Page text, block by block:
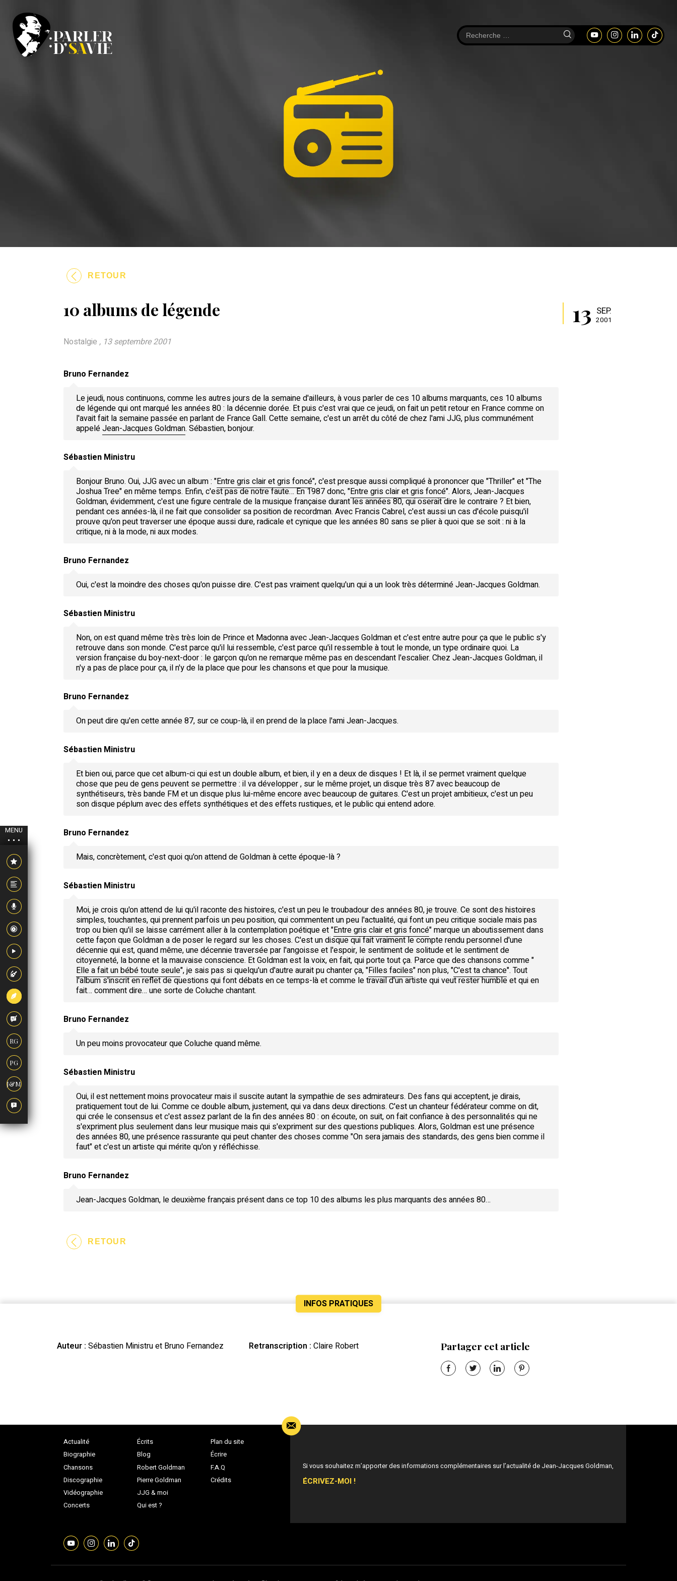
MENU
RG
PG
J&M
RETOUR
10 albums de légende 13 SEP.
2001
Nostalgie , 13 septembre 2001
Bruno Fernandez
Le jeudi, nous continuons, comme les autres jours de la semaine d'ailleurs, à vous parler de ces 10 albums marquants, ces 10 albums
de légende qui ont marqué les années 80 : la décennie dorée. Et puis c'est vrai que ce jeudi, on fait un petit retour en France comme on
l'avait fait la semaine passée en parlant de France Gall. Cette semaine, c'est un arrêt du côté de chez l'ami JJG, plus communément
appeléJean-Jacques Goldman. Sébastien, bonjour.
Sébastien Ministru
Bonjour Bruno. Oui, JJG avec un album : "Entre gris clair et gris foncé", c'est presque aussi compliqué à prononcer que "Thriller" et "The
Joshua Tree" en même temps. Enfin, c'est pas de notre faute… En 1987 donc, "Entre gris clair et gris foncé". Alors, Jean-Jacques
Goldman, évidemment, c'est une figure centrale de la musique française durant les années 80, qui oserait dire le contraire ? Et bien,
pendant ces années-là, il ne fait que consolider sa position de recordman. Avec Francis Cabrel, c'est aussi un cas d'école puisqu'il
prouve qu'on peut traverser une époque aussi dure, radicale et cynique que les années 80 sans se plier à quoi que se soit : ni à la
critique, ni à la mode, ni aux modes.
Bruno Fernandez
Oui, c'est la moindre des choses qu'on puisse dire. C'est pas vraiment quelqu'un qui a un look très déterminé Jean-Jacques Goldman.
Sébastien Ministru
Non, on est quand même très très loin de Prince et Madonna avec Jean-Jacques Goldman et c'est entre autre pour ça que le public s'y
retrouve dans son monde. C'est parce qu'il lui ressemble, c'est parce qu'il ressemble à tout le monde, un type ordinaire quoi. La
version française du boy-next-door : le garçon qu'on ne remarque même pas en descendant l'escalier. Chez Jean-Jacques Goldman, il
n'y a pas de place pour ça, il n'y de la place que pour les chansons et que pour la musique.
Bruno Fernandez
On peut dire qu'en cette année 87, sur ce coup-là, il en prend de la place l'ami Jean-Jacques.
Sébastien Ministru
Et bien oui, parce que cet album-ci qui est un double album, et bien, il y en a deux de disques ! Et là, il se permet vraiment quelque
chose que peu de gens peuvent se permettre : il va développer , sur le même projet, un disque très 87 avec beaucoup de
synthétiseurs, très bande FM et un disque plus lui-même encore avec beaucoup de guitares. C'est un projet ambitieux, c'est un peu
son disque péplum avec des effets synthétiques et des effets rustiques, et le public qui entend adore.
Bruno Fernandez
Mais, concrètement, c'est quoi qu'on attend de Goldman à cette époque-là ?
Sébastien Ministru
Moi, je crois qu'on attend de lui qu'il raconte des histoires, c'est un peu le troubadour des années 80, je trouve. Ce sont des histoires
simples, touchantes, qui prennent parfois un peu position, qui commentent un peu l'actualité, qui font un peu critique sociale mais pas
trop ou bien qu'il se laisse carrément aller à la contemplation poétique et "Entre gris clair et gris foncé" marque un aboutissement dans
cette façon que Goldman a de poser le regard sur les choses. C'est un disque qui fait vraiment le compte rendu personnel d'une
décennie qui est, quand même, une décennie traversée par l'angoisse et l'espoir, le sentiment de solitude et le sentiment de
citoyenneté, la bonne et la mauvaise conscience. Et Goldman est la voix, en fait, qui porte tout ça. Parce que des chansons comme "
Elle a fait un bébé toute seule", je sais pas si quelqu'un d'autre aurait pu chanter ça, "Filles faciles" non plus, "C'est ta chance". Tout
l'album s'inscrit en reflet de questions qui font débats en ce temps-là et comme le travail d'un artiste qui veut rester humble et qui en
fait… comment dire… une sorte de Coluche chantant.
Bruno Fernandez
Un peu moins provocateur que Coluche quand même.
Sébastien Ministru
Oui, il est nettement moins provocateur mais il suscite autant la sympathie de ses admirateurs. Des fans qui acceptent, je dirais,
pratiquement tout de lui. Comme ce double album, justement, qui va dans deux directions. C'est un chanteur fédérateur comme on dit,
qui crée le consensus et c'est assez parlant de la fin des années 80 : on écoute, on suit, on fait confiance à des personnalités qui ne
s'expriment plus seulement dans leur musique mais qui s'expriment sur des questions publiques. Alors, Goldman est une présence
des années 80, une présence rassurante qui peut chanter des choses comme "On sera jamais des standards, des gens bien comme il
faut" et c'est un artiste qui mérite qu'on y réfléchisse.
Bruno Fernandez
Jean-Jacques Goldman, le deuxième français présent dans ce top 10 des albums les plus marquants des années 80…
RETOUR
INFOS PRATIQUES
Auteur : Sébastien Ministru et Bruno Fernandez Retranscription : Claire Robert Partager cet article
Actualité
Biographie
Chansons
Discographie
Vidéographie
Concerts
Écrits
Blog
Robert Goldman
Pierre Goldman
JJG & moi
Qui est ?
Plan du site
Écrire
F.A.Q
Crédits
Si vous souhaitez m’apporter des informations complémentaires sur l’actualité de Jean-Jacques Goldman,
ÉCRIVEZ-MOI !